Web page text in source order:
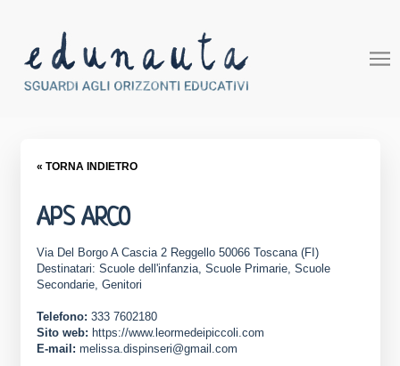
« TORNA INDIETRO
APS ARCO
Via Del Borgo A Cascia 2 Reggello 50066 Toscana (FI)
Destinatari: Scuole dell'infanzia, Scuole Primarie, Scuole
Secondarie, Genitori
Telefono: 333 7602180
Sito web: https://www.leormedeipiccoli.com
E-mail: melissa.dispinseri@gmail.com